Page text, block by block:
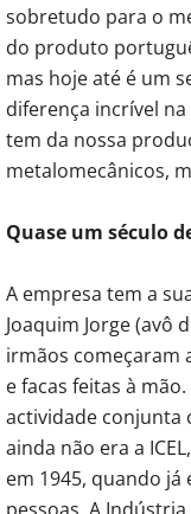
sobretudo para o
do produto
mas hoje até é um
diferença incrível
tem da nossa
metalomecânicos,
Quase um século
A empresa tem a
Joaquim Jorge (avô
irmãos começaram
e facas feitas à
actividade conjunta
ainda não era a
em 1945, quando já